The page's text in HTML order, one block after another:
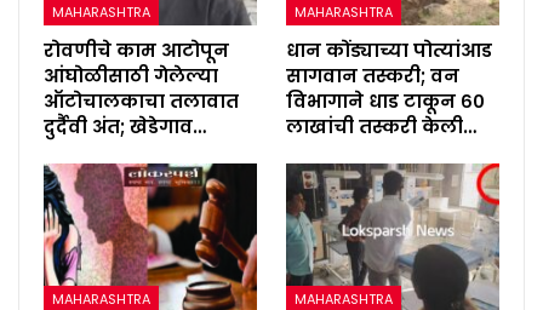
MAHARASHTRA
रोवणीचे काम आटोपून
आंघोळीसाठी गेलेल्या
ऑटोचालकाचा तलावात
दुर्दैवी अंत; खेडेगाव…
MAHARASHTRA
धान कोंड्याच्या पोत्यांआड
सागवान तस्करी; वन
विभागाने धाड टाकून ६०
लाखांची तस्करी केली…
MAHARASHTRA MAHARASHTRA